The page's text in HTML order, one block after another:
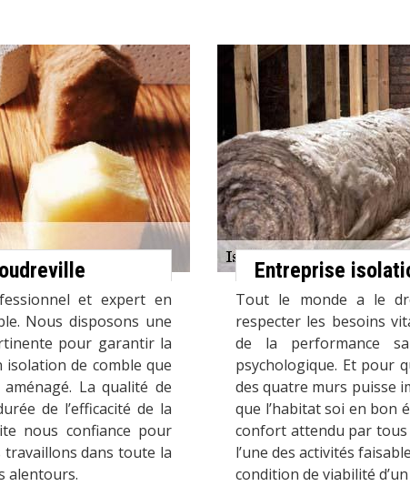
et expert en
Nous disposons une
pour garantir la
de comble que
La qualité de
de l’efficacité de la
nous confiance pour
dans toute la
alentours.
Entreprise
Tout le monde a le
respecter les besoins
de la performance
psychologique. Et pour
des quatre murs puisse
que l’habitat soi en bon
confort attendu par tous
l’une des activités
condition de viabilité